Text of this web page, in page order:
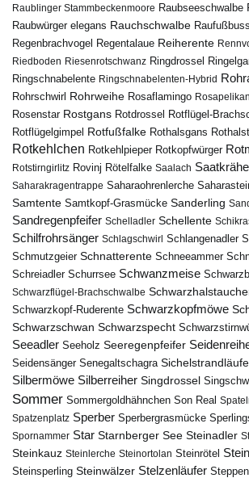
Raublinger Stammbeckenmoore Raubseeschwalbe
Raubwürger elegans Rauchschwalbe
Regenbrachvogel Regentalaue Reiherente
Riedboden Riesenrotschwanz Ringdrossel
Ringschnabelente Ringschnabelenten-Hybrid
Rohrschwirl Rohrweihe Rosaflamingo Rosapelikan
Rosenstar Rostgans Rotdrossel
Rotflügel-
Rotflügelgimpel Rotfußfalke Rothalsgans
Rotkehlchen Rotkehlpieper Rotkopfwürger
Rotstirngirlitz Rovinj Rötelfalke Saalach Saatkrähe
Saharakragentrappe Saharaohrenlerche
Samtente Samtkopf-Grasmücke Sanderling
Sandregenpfeifer Schelladler Schellente
Schilfrohrsänger Schlagschwirl Schlangenadler
Schmutzgeier Schnatterente Schneeammer
Schreiadler Schurrsee Schwanzmeise
Schwarzflügel-Brachschwalbe
Schwarzkopf-Ruderente Schwarzkopfmöwe
Schwarzschwan Schwarzspecht
Seeadler Seeholz Seeregenpfeifer
Seidensänger Senegaltschagra
Silbermöwe Silberreiher Singdrossel
Sommer Sommergoldhähnchen Son Real
Spatzenplatz Sperber Sperbergrasmücke
Spornammer Star Starnberger See Steinadler
Steinkauz Steinlerche Steinortolan Steinrötel
Steinsperling Steinwälzer Stelzenläufer